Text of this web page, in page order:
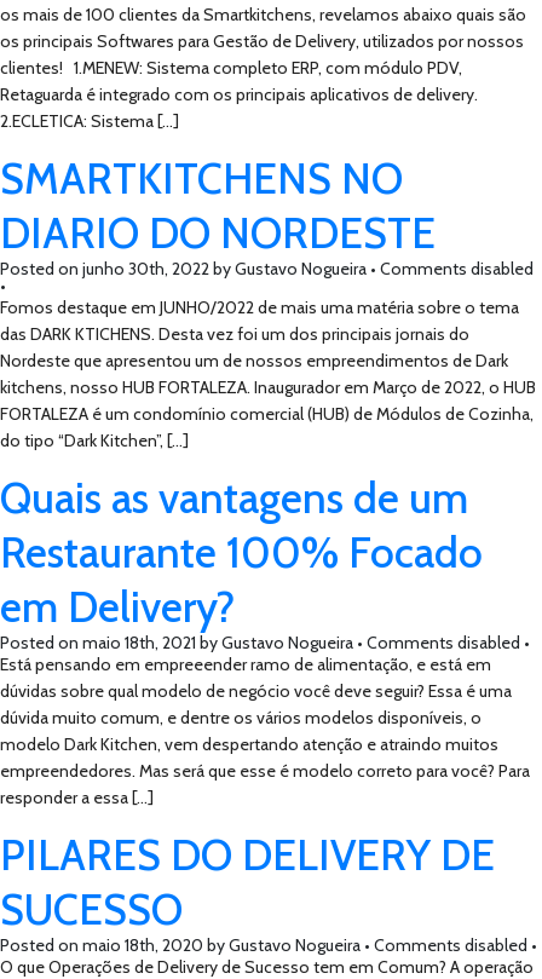
os mais de 100 clientes da Smartkitchens, revelamos abaixo quais são
os principais Softwares para Gestão de Delivery, utilizados por nossos
clientes! 1.MENEW: Sistema completo ERP, com módulo PDV,
Retaguarda é integrado com os principais aplicativos de delivery.
2.ECLETICA: Sistema […]
SMARTKITCHENS NO
DIARIO DO NORDESTE
Posted on junho 30th, 2022byGustavo Nogueira • Comments disabled
•
Fomos destaque em JUNHO/2022 de mais uma matéria sobre o tema
das DARK KTICHENS. Desta vez foi um dos principais jornais do
Nordeste que apresentou um de nossos empreendimentos de Dark
kitchens, nosso HUB FORTALEZA. Inaugurador em Março de 2022, o HUB
FORTALEZA é um condomínio comercial (HUB) de Módulos de Cozinha,
do tipo “Dark Kitchen”, […]
Quais as vantagens de um
Restaurante 100% Focado
em Delivery?
Posted on maio 18th, 2021 byGustavo Nogueira • Comments disabled •
Está pensando em empreeender ramo de alimentação, e está em
dúvidas sobre qual modelo de negócio você deve seguir? Essa é uma
dúvida muito comum, e dentre os vários modelos disponíveis, o
modelo Dark Kitchen, vem despertando atenção e atraindo muitos
empreendedores. Mas será que esse é modelo correto para você? Para
responder a essa […]
PILARES DO DELIVERY DE
SUCESSO
Posted on maio 18th, 2020 byGustavo Nogueira • Comments disabled •
O que Operações de Delivery de Sucesso tem em Comum? A operação